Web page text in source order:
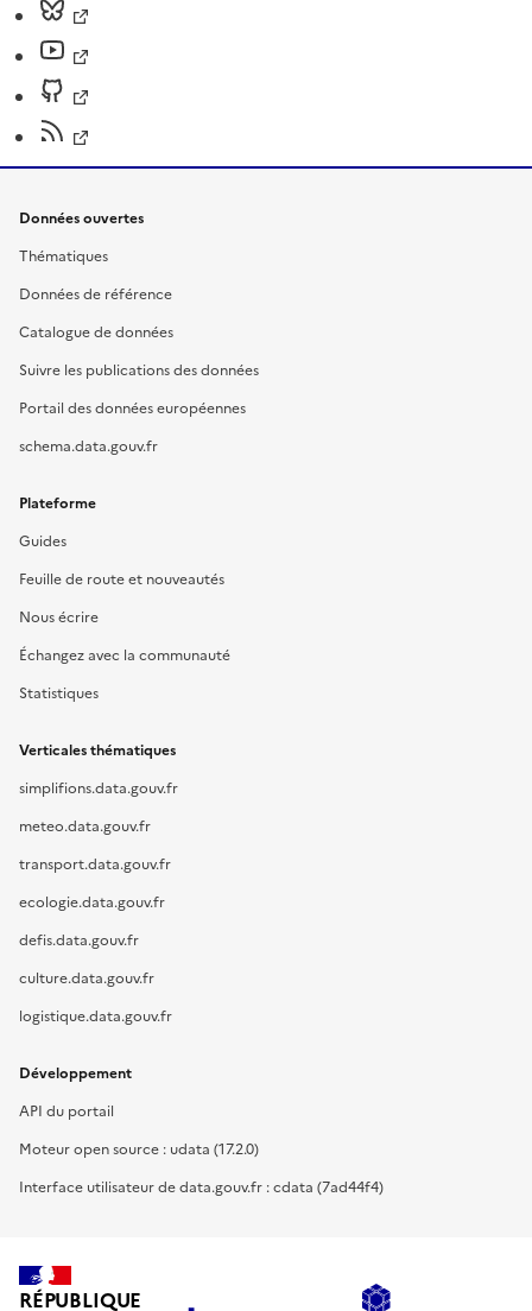
Données ouvertes
Thématiques
Données de référence
Catalogue de données
Suivre les publications des données
Portail des données européennes
schema.data.gouv.fr
Plateforme
Guides
Feuille de route et nouveautés
Nous écrire
Échangez avec la communauté
Statistiques
Verticales thématiques
simplifions.data.gouv.fr
meteo.data.gouv.fr
transport.data.gouv.fr
ecologie.data.gouv.fr
defis.data.gouv.fr
culture.data.gouv.fr
logistique.data.gouv.fr
Développement
API du portail
Moteur open source : udata (17.2.0)
Interface utilisateur de data.gouv.fr : cdata (7ad44f4)
RÉPUBLIQUE